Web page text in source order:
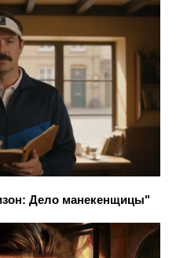
Дело манекенщицы"